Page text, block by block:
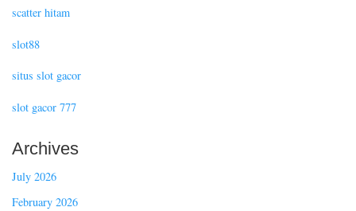
scatter hitam
slot88
situs slot gacor
slot gacor 777
Archives
July 2026
February 2026